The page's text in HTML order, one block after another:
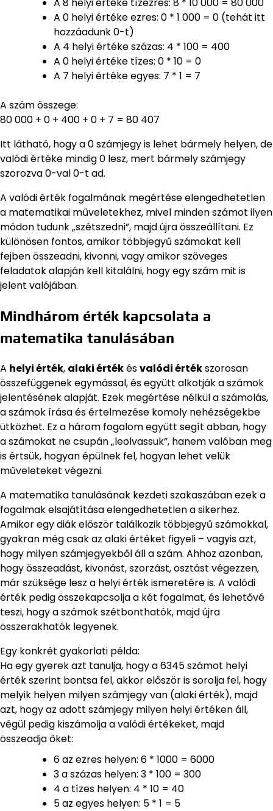
A 0 helyi értéke ezres: 0 * 1 000 = 0 (tehát itt
hozzáadunk 0-t)
A 4 helyi értéke százas: 4 * 100 = 400
A 0 helyi értéke tízes: 0 * 10 = 0
A 7 helyi értéke egyes: 7 * 1 = 7
A szám összege:
80 000 + 0 + 400 + 0 + 7 = 80 407
Itt látható, hogy a 0 számjegy is lehet bármely helyen, de
valódi értéke mindig 0 lesz, mert bármely számjegy
szorozva 0-val 0-t ad.
A valódi érték fogalmának megértése elengedhetetlen
a matematikai műveletekhez, mivel minden számot ilyen
módon tudunk „szétszedni”, majd újra összeállítani. Ez
különösen fontos, amikor többjegyű számokat kell
fejben összeadni, kivonni, vagy amikor szöveges
feladatok alapján kell kitalálni, hogy egy szám mit is
jelent valójában.
Mindhárom érték kapcsolata a
matematika tanulásában
A helyi érték, alaki értékésvalódi értékszorosan
összefüggenek egymással, és együtt alkotják a számok
jelentésének alapját. Ezek megértése nélkül a számolás,
a számok írása és értelmezése komoly nehézségekbe
ütközhet. Ez a három fogalom együtt segít abban, hogy
a számokat ne csupán „leolvassuk”, hanem valóban meg
is értsük, hogyan épülnek fel, hogyan lehet velük
műveleteket végezni.
A matematika tanulásának kezdeti szakaszában ezek a
fogalmak elsajátítása elengedhetetlen a sikerhez.
Amikor egy diák először találkozik többjegyű számokkal,
gyakran még csak az alaki értéket figyeli – vagyis azt,
hogy milyen számjegyekből áll a szám. Ahhoz azonban,
hogy összeadást, kivonást, szorzást, osztást végezzen,
már szüksége lesz a helyi érték ismeretére is. A valódi
érték pedig összekapcsolja a két fogalmat, és lehetővé
teszi, hogy a számok szétbonthatók, majd újra
összerakhatók legyenek.
Egy konkrét gyakorlati példa:
Ha egy gyerek azt tanulja, hogy a 6345 számot helyi
érték szerint bontsa fel, akkor először is sorolja fel, hogy
melyik helyen milyen számjegy van (alaki érték), majd
azt, hogy az adott számjegy milyen helyi értéken áll,
végül pedig kiszámolja a valódi értékeket, majd
összeadja őket:
6 az ezres helyen: 6 * 1000 = 6000
3 a százas helyen: 3 * 100 = 300
4 a tízes helyen: 4 * 10 = 40
5 az egyes helyen: 5 * 1 = 5